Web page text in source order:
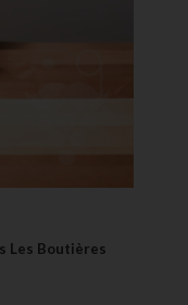
Les Boutières